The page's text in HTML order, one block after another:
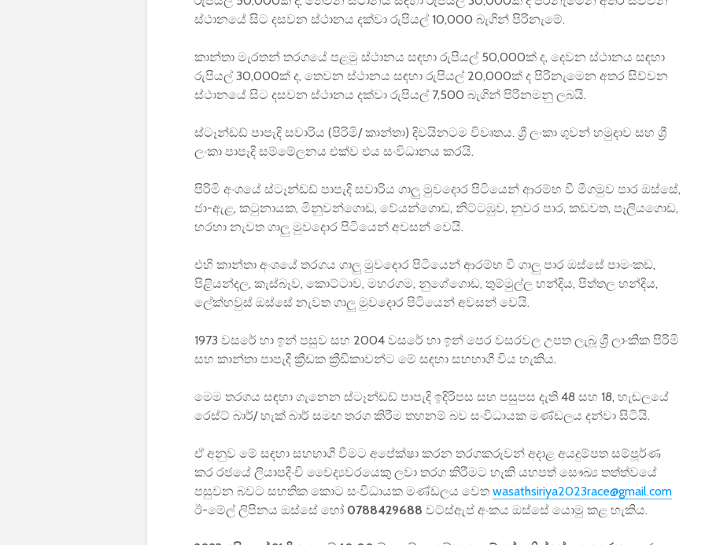
ස්ථානයේ සිට දසවන ස්ථානය දක්වා රුපියල් 10,000 බැගින් පිරිනැමේ.
කාන්තා මැරතන් තරගයේ පළමු ස්ථානය සඳහා රුපියල් 50,000ක් ද, දෙවන ස්ථානය සඳහා
රුපියල් 30,000ක් ද, තෙවන ස්ථානය සඳහා රුපියල් 20,000ක් ද පිරිනැමෙන අතර සිව්වන
ස්ථානයේ සිට දසවන ස්ථානය දක්වා රුපියල් 7,500 බැගින් පිරිනමනු ලබයි.
ස්ටෑන්ඩඩ් පාපැදි සවාරිය (පිරිමි/ කාන්තා) දිවයිනටම විවෘතය. ශ්‍රී ලංකා ගුවන් හමුදාව සහ ශ්‍රී
ලංකා පාපැදි සම්මේලනය එක්ව එය සංවිධානය කරයි.
පිරිමි අංශයේ ස්ටෑන්ඩඩ් පාපැදි සවාරිය ගාලු මුවදොර පිටියෙන් ආරම්භ වී මීගමුව පාර ඔස්සේ,
ජා-ඇළ, කටුනායක, මිනුවන්ගොඩ, වේයන්ගොඩ, නිට්ටඹුව, නුවර පාර, කඩවත, පෑලියගොඩ,
හරහා නැවත ගාලු මුවදොර පිටියෙන් අවසන් වෙයි.
එහි කාන්තා අංශයේ තරගය ගාලු මුවදොර පිටියෙන් ආරම්භ වී ගාලු පාර ඔස්සේ පාමංකඩ,
පිළියන්දල, කැස්බෑව, කොට්ටාව, මහරගම, නුගේගොඩ, තුම්මුල්ල හන්දිය, පිත්තල හන්දිය,
ලේක්හවුස් ඔස්සේ නැවත ගාලු මුවදොර පිටියෙන් අවසන් වෙයි.
1973 වසරේ හා ඉන් පසුව සහ 2004 වසරේ හා ඉන් පෙර වසරවල උපත ලැබූ ශ්‍රී ලාංකික පිරිමි
සහ කාන්තා පාපැදි ක්‍රීඩක ක්‍රීඩිකාවන්ට මේ සඳහා සහභාගී විය හැකිය.
මෙම තරගය සඳහා ගැනෙන ස්ටෑන්ඩඩ් පාපැදි ඉදිරිපස සහ පසුපස දැති 48 සහ 18, හැඬලයේ
රෙස්ට් බාර්/ හැක් බාර් සමඟ තරග කිරීම තහනම් බව සංවිධායක මණ්ඩලය දන්වා සිටියි.
ඒ අනුව මේ සඳහා සහභාගී වීමට අපේක්ෂා කරන තරගකරුවන් අදාළ අයදුම්පත සම්පූර්ණ
කර රජයේ ලියාපදිංචි වෛද්‍යවරයෙකු ලවා තරග කිරීමට හැකි යහපත් සෞඛ්‍ය තත්ත්වයේ
පසුවන බවට සහතික කොට සංවිධායක මණ්ඩලය වෙත wasathsiriya2023race@gmail.com
ඊ-මේල් ලිපිනය ඔස්සේ හෝ 0788429688 වට්ස්ඇප් අංකය ඔස්සේ යොමු කළ හැකිය.